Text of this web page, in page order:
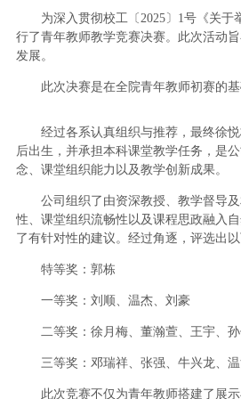
为深入贯彻校工〔2025〕1号《关于
行了青年教师教学竞赛决赛。此次活动
发展。
此次决赛是在全院青年教师初赛的
经过各系认真组织与推荐，最终徐
后出生，并承担本科课堂教学任务，是
念、课堂组织能力以及教学创新成果。
公司组织了由资深教授、教学督导
性、课堂组织流畅性以及课程思政融入
了有针对性的建议。经过角逐，评选出以
特等奖：郭栋
一等奖：刘顺、温杰、刘豪
二等奖：徐月梅、董瀚萱、王宇、
三等奖：邓瑞祥、张强、牛兴龙、
此次竞赛不仅为青年教师搭建了展